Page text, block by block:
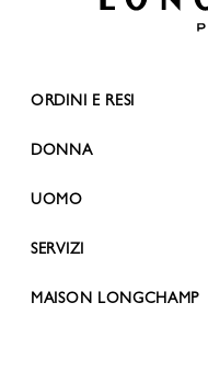
ORDINI E RESI
DONNA
UOMO
SERVIZI
MAISON LONGCHAMP